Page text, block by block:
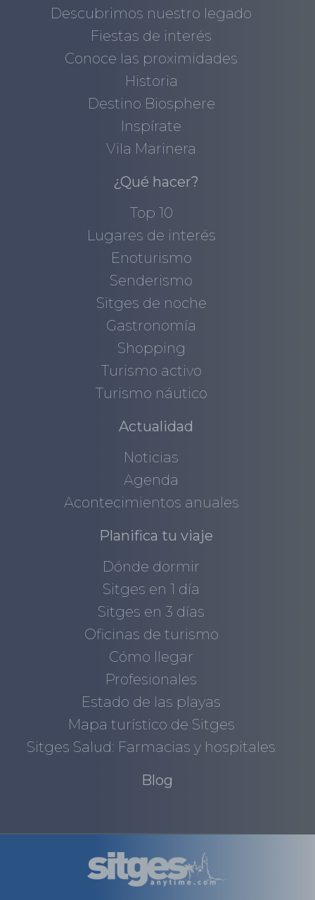
Descubrimos nuestro legado
Fiestas de interés
Conoce las proximidades
Historia
Destino Biosphere
Inspírate
Vila Marinera
¿Qué hacer?
Top 10
Lugares de interés
Enoturismo
Senderismo
Sitges de noche
Gastronomía
Shopping
Turismo activo
Turismo náutico
Actualidad
Noticias
Agenda
Acontecimientos anuales
Planifica tu viaje
Dónde dormir
Sitges en 1 día
Sitges en 3 días
Oficinas de turismo
Cómo llegar
Profesionales
Estado de las playas
Mapa turístico de Sitges
Sitges Salud: Farmacias y hospitales
Blog